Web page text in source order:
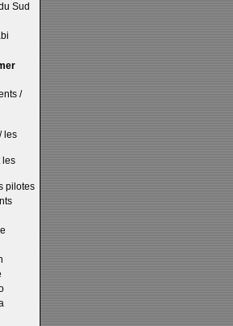
Sud
/
les
les
pilotes